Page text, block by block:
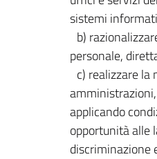
sistemi
b)
personale,
c) realizzare la
applicando
opportunità alle
discriminazione